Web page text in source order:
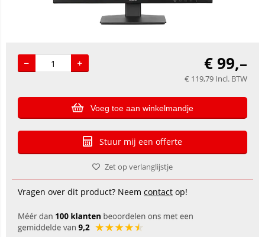
€99,–
€ 119,79 Incl. BTW
Voeg toe aan winkelmandje
Stuur mij een offerte
Zet op verlanglijstje
Vragen over dit product? Neem contact op!